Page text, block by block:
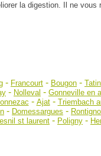
la digestion. Il ne vous
- Francourt - Bougon -
- Nolleval - Gonneville en
- Ajat- Triembach
- Domessargues -
st laurent - Poligny -